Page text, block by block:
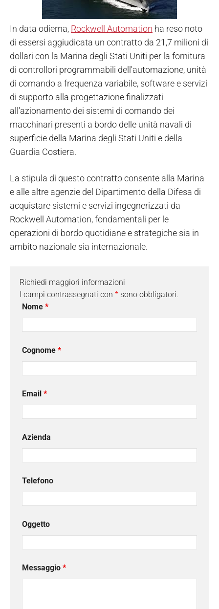
In data odierna, Rockwell Automation ha reso noto
di essersi aggiudicata un contratto da 21,7 milioni di
dollari con la Marina degli Stati Uniti per la fornitura
di controllori programmabili dell'automazione, unità
di comando a frequenza variabile, software e servizi
di supporto alla progettazione finalizzati
all'azionamento dei sistemi di comando dei
macchinari presenti a bordo delle unità navali di
superficie della Marina degli Stati Uniti e della
Guardia Costiera.
La stipula di questo contratto consente alla Marina
e alle altre agenzie del Dipartimento della Difesa di
acquistare sistemi e servizi ingegnerizzati da
Rockwell Automation, fondamentali per le
operazioni di bordo quotidiane e strategiche sia in
ambito nazionale sia internazionale.
Richiedi maggiori informazioni
I campi contrassegnati con * sono obbligatori.
Nome *
Cognome *
Email *
Azienda
Telefono
Oggetto
Messaggio *